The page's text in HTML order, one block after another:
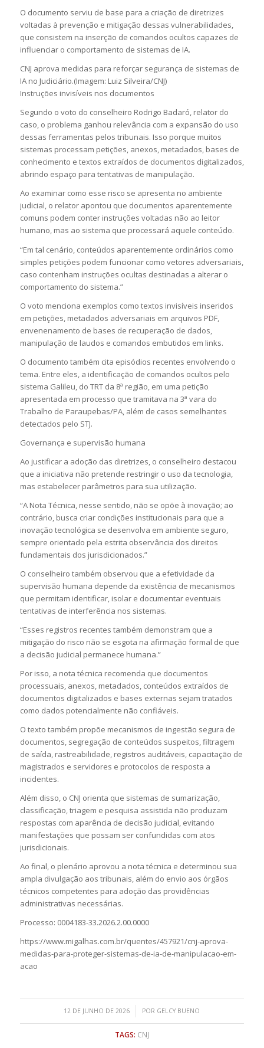
O documento serviu de base para a criação de diretrizes
voltadas à prevenção e mitigação dessas vulnerabilidades,
que consistem na inserção de comandos ocultos capazes de
influenciar o comportamento de sistemas de IA.
CNJ aprova medidas para reforçar segurança de sistemas de
IA no Judiciário.(Imagem: Luiz Silveira/CNJ)
Instruções invisíveis nos documentos
Segundo o voto do conselheiro Rodrigo Badaró, relator do
caso, o problema ganhou relevância com a expansão do uso
dessas ferramentas pelos tribunais. Isso porque muitos
sistemas processam petições, anexos, metadados, bases de
conhecimento e textos extraídos de documentos digitalizados,
abrindo espaço para tentativas de manipulação.
Ao examinar como esse risco se apresenta no ambiente
judicial, o relator apontou que documentos aparentemente
comuns podem conter instruções voltadas não ao leitor
humano, mas ao sistema que processará aquele conteúdo.
“Em tal cenário, conteúdos aparentemente ordinários como
simples petições podem funcionar como vetores adversariais,
caso contenham instruções ocultas destinadas a alterar o
comportamento do sistema.”
O voto menciona exemplos como textos invisíveis inseridos
em petições, metadados adversariais em arquivos PDF,
envenenamento de bases de recuperação de dados,
manipulação de laudos e comandos embutidos em links.
O documento também cita episódios recentes envolvendo o
tema. Entre eles, a identificação de comandos ocultos pelo
sistema Galileu, do TRT da 8ª região, em uma petição
apresentada em processo que tramitava na 3ª vara do
Trabalho de Paraupebas/PA, além de casos semelhantes
detectados pelo STJ.
Governança e supervisão humana
Ao justificar a adoção das diretrizes, o conselheiro destacou
que a iniciativa não pretende restringir o uso da tecnologia,
mas estabelecer parâmetros para sua utilização.
“A Nota Técnica, nesse sentido, não se opõe à inovação; ao
contrário, busca criar condições institucionais para que a
inovação tecnológica se desenvolva em ambiente seguro,
sempre orientado pela estrita observância dos direitos
fundamentais dos jurisdicionados.”
O conselheiro também observou que a efetividade da
supervisão humana depende da existência de mecanismos
que permitam identificar, isolar e documentar eventuais
tentativas de interferência nos sistemas.
“Esses registros recentes também demonstram que a
mitigação do risco não se esgota na afirmação formal de que
a decisão judicial permanece humana.”
Por isso, a nota técnica recomenda que documentos
processuais, anexos, metadados, conteúdos extraídos de
documentos digitalizados e bases externas sejam tratados
como dados potencialmente não confiáveis.
O texto também propõe mecanismos de ingestão segura de
documentos, segregação de conteúdos suspeitos, filtragem
de saída, rastreabilidade, registros auditáveis, capacitação de
magistrados e servidores e protocolos de resposta a
incidentes.
Além disso, o CNJ orienta que sistemas de sumarização,
classificação, triagem e pesquisa assistida não produzam
respostas com aparência de decisão judicial, evitando
manifestações que possam ser confundidas com atos
jurisdicionais.
Ao final, o plenário aprovou a nota técnica e determinou sua
ampla divulgação aos tribunais, além do envio aos órgãos
técnicos competentes para adoção das providências
administrativas necessárias.
Processo: 0004183-33.2026.2.00.0000
https://www.migalhas.com.br/quentes/457921/cnj-aprova-
medidas-para-proteger-sistemas-de-ia-de-manipulacao-em-
acao
12 DE JUNHO DE 2026
/ POR GELCY BUENO
TAGS: CNJ